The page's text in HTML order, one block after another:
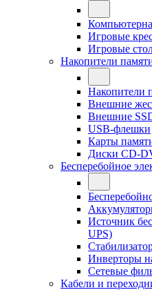
Игровые
Игровые
Накопители
Накопители
Внешние
Внешние
USB-флешки
Карты
Диски CD-
Бесперебойное
Источник
UPS)
Инверторы
Сетевые
Кабели и